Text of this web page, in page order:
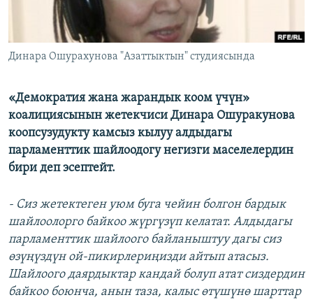
ЭЕ/АРнун бардык сайттары
Динара Ошурахунова "Азаттыктын" студиясында
«Демократия жана жарандык коом үчүн»
коалициясынын жетекчиси Динара Ошуракунова
коопсузудукту камсыз кылуу алдыдагы
парламенттик шайлоодогу негизги маселелердин
бири деп эсептейт.
- Сиз жетектеген уюм буга чейин болгон бардык
шайлоолорго байкоо жүргүзүп келатат. Алдыдагы
парламенттик шайлоого байланыштуу дагы сиз
өзүңүздүн ой-пикирлериңизди айтып атасыз.
Шайлоого даярдыктар кандай болуп атат сиздердин
байкоо боюнча, анын таза, калыс өтүшүнө шарттар